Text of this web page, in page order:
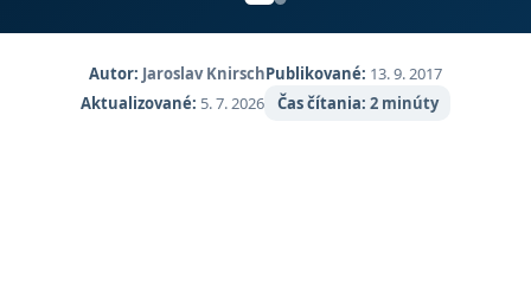
Autor: Jaroslav KnirschPublikované: 13. 9. 2017
Aktualizované: 5. 7. 2026 Čas čítania: 2 minúty